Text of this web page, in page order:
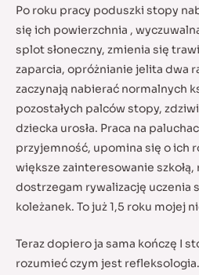
Po roku pracy poduszki stopy
się ich powierzchnia ,
splot słoneczny, zmienia się
zaparcia, opróżnianie jelita dwa
zaczynają nabierać normalnych
pozostałych palców stopy,
dziecka urosła. Praca na
przyjemność, upomina się o ich
większe zainteresowanie szkołą,
dostrzegam rywalizację uczenia
koleżanek. To już 1,5 roku mojej
Teraz dopiero ja sama kończę I
rozumieć czym jest